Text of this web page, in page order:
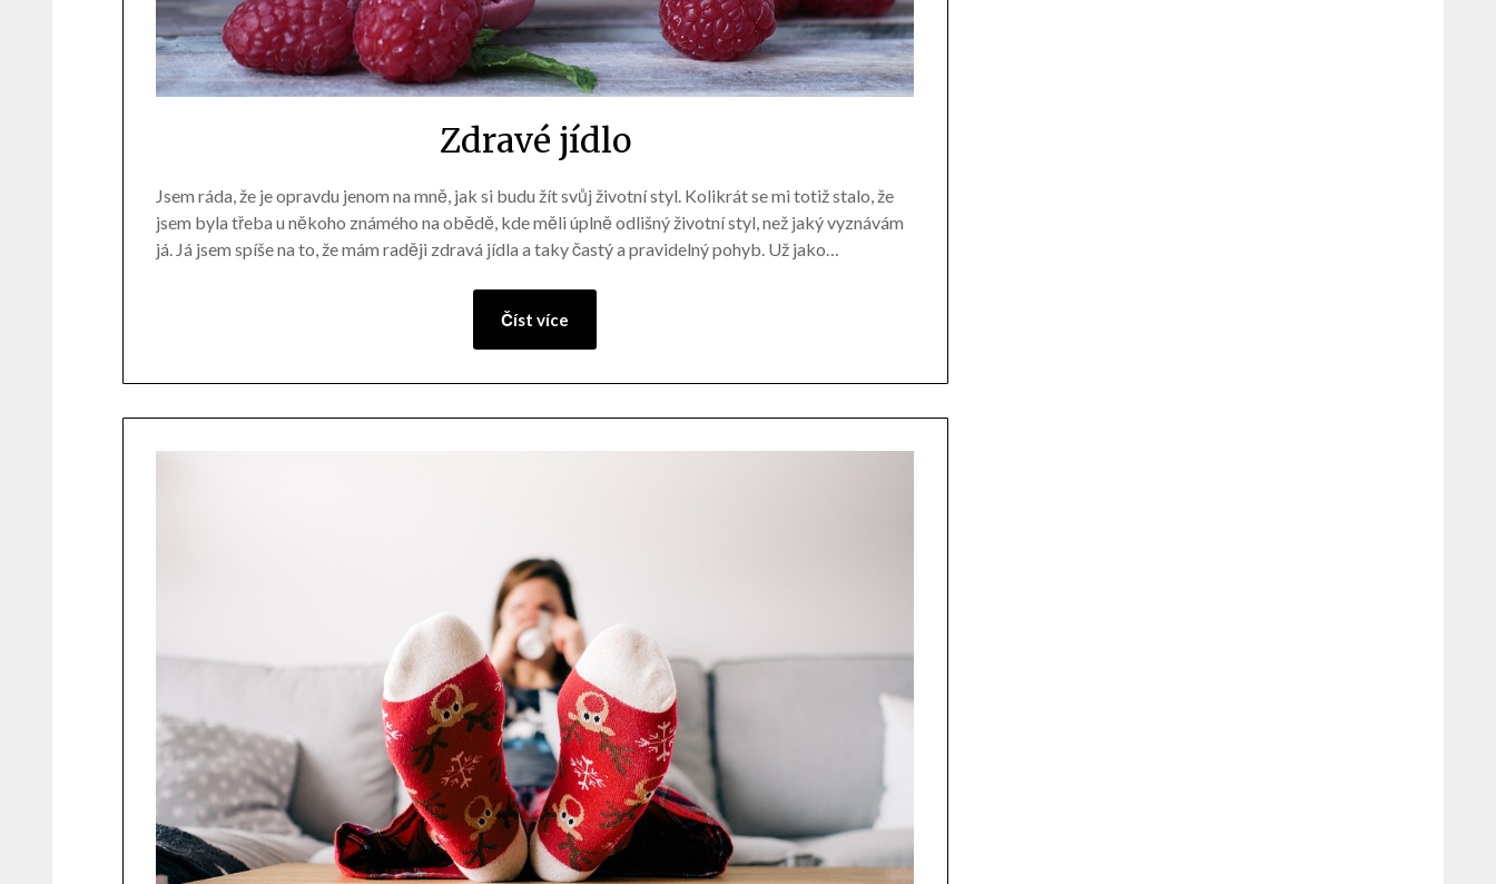
Zdravé jídlo
Jsem ráda, že je opravdu jenom na mně, jak si budu žít svůj životní styl. Kolikrát se mi totiž stalo, že
jsem byla třeba u někoho známého na obědě, kde měli úplně odlišný životní styl, než jaký vyznávám
já. Já jsem spíše na to, že mám raději zdravá jídla a taky častý a pravidelný pohyb. Už jako…
Číst více